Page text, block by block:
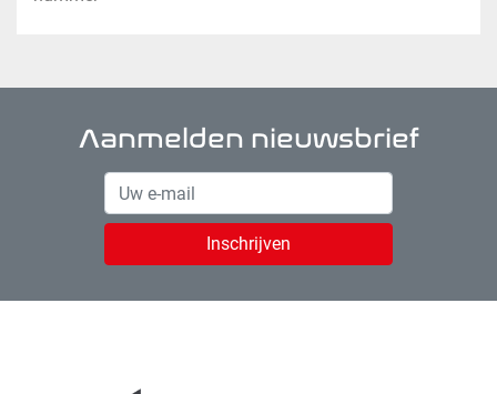
Aanmelden nieuwsbrief
Inschrijven